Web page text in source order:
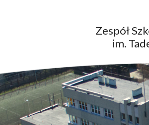
Zespół
im.